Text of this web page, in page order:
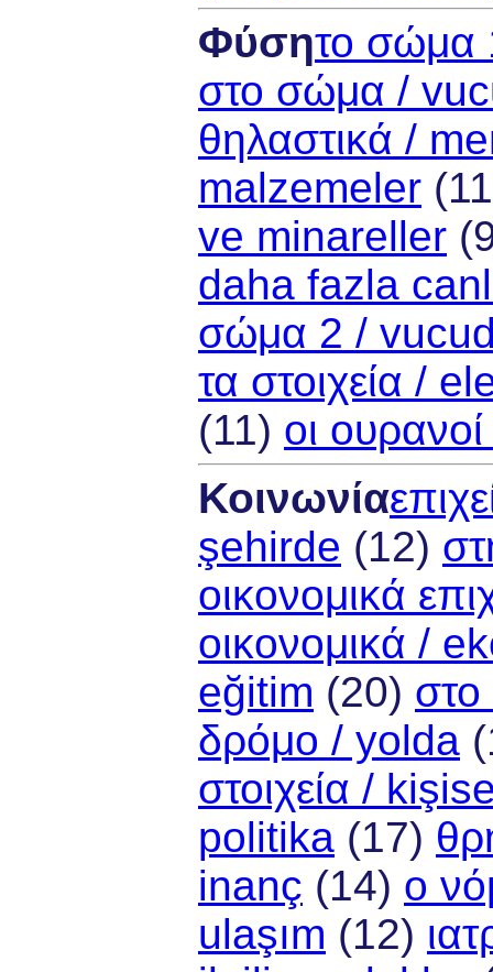
Φύσητο σώμα
στο σώμα /
θηλαστικά /
malzemeler
ve minareller
daha fazla
σώμα 2 /
τα στοιχεία /
(11) οι
Κοινωνία
şehirde (12)
οικονομικά
οικονομικά /
eğitim (20)
δρόμο / yolda
στοιχεία /
politika (17)
inanç (14) ο
ulaşım (12)